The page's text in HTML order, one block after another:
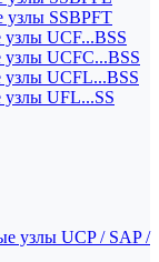
SSBPFT
UCF...BSS
UCFC...BSS
UCFL...BSS
UFL...SS
узлы UCP / SAP /